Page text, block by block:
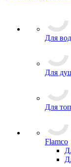
Для
Для
Для
Flamco